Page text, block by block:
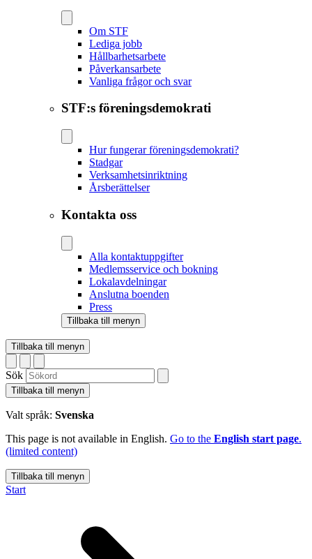
Om STF
Lediga jobb
Hållbarhetsarbete
Påverkansarbete
Vanliga frågor och svar
STF:s föreningsdemokrati
Hur fungerar föreningsdemokrati?
Stadgar
Verksamhetsinriktning
Årsberättelser
Kontakta oss
Alla kontaktuppgifter
Medlemsservice och bokning
Lokalavdelningar
Anslutna boenden
Press
Tillbaka till menyn
Tillbaka till menyn
Sök
Tillbaka till menyn
Valt språk: Svenska
This page is not available in English. Go to the English start page.
(limited content)
Tillbaka till menyn
Start